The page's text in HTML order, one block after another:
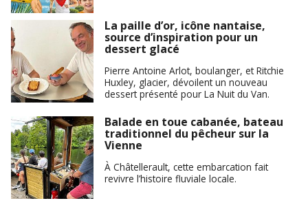
La paille d’or, icône nantaise,
source d’inspiration pour un
dessert glacé
Pierre Antoine Arlot, boulanger, et Ritchie
Huxley, glacier, dévoilent un nouveau
dessert présenté pour La Nuit du Van.
Balade en toue cabanée, bateau
traditionnel du pêcheur sur la
Vienne
À Châtellerault, cette embarcation fait
revivre l’histoire fluviale locale.